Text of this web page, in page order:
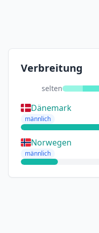
Verbreitung
selten
Dänemark
männlich
Norwegen
männlich